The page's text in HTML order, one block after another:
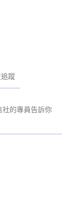
蹤
社的專員告訴你